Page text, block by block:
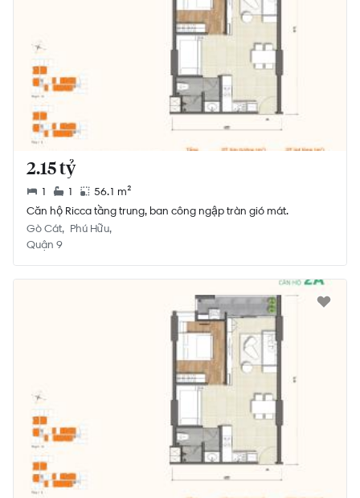
2.15 tỷ
1 1
56.1 m²
Căn hộ Ricca tầng trung, ban công ngập tràn gió mát.
Gò Cát
Phú Hữu
Quận 9